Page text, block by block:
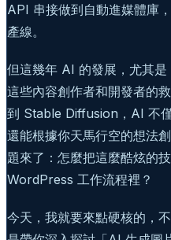
API 串接做到自動進媒體庫
產線。
但這幾年 AI 的發展，尤其
這些內容創作者和開發者的
到 Stable Diffusion，AI 不
還能根據你天馬行空的想法
題來了：怎麼把這麼酷炫的
WordPress 工作流程裡？
今天，我就要來點硬核的，